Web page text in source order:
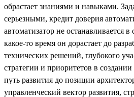
обрастает знаниями и навыками.
серьезными, кредит доверия
автоматизатор не останавливается в
какое-то время он дорастает до
технических решений, глубокого
стратегии и приоритетов в
путь развития до позиции
управленческий вектор развития,